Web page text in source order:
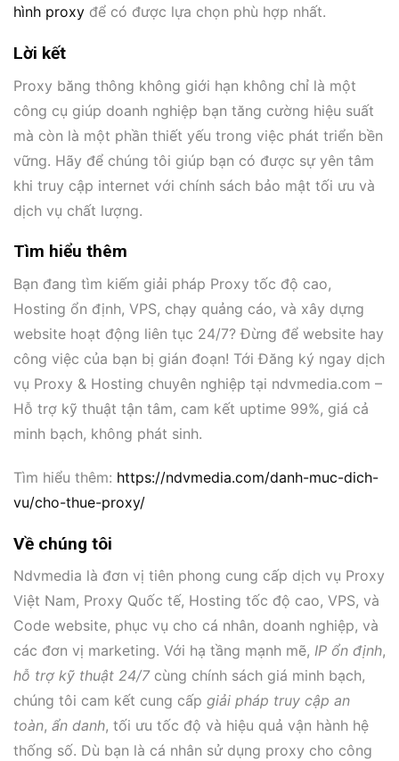
hình proxy để có được lựa chọn phù hợp nhất.
Lời kết
Proxy băng thông không giới hạn không chỉ là một
công cụ giúp doanh nghiệp bạn tăng cường hiệu suất
mà còn là một phần thiết yếu trong việc phát triển bền
vững. Hãy để chúng tôi giúp bạn có được sự yên tâm
khi truy cập internet với chính sách bảo mật tối ưu và
dịch vụ chất lượng.
Tìm hiểu thêm
Bạn đang tìm kiếm giải pháp Proxy tốc độ cao,
Hosting ổn định, VPS, chạy quảng cáo, và xây dựng
website hoạt động liên tục 24/7? Đừng để website hay
công việc của bạn bị gián đoạn! Tới Đăng ký ngay dịch
vụ Proxy & Hosting chuyên nghiệp tại ndvmedia.com –
Hỗ trợ kỹ thuật tận tâm, cam kết uptime 99%, giá cả
minh bạch, không phát sinh.
Tìm hiểu thêm: https://ndvmedia.com/danh-muc-dich-
vu/cho-thue-proxy/
Về chúng tôi
Ndvmedia là đơn vị tiên phong cung cấp dịch vụ Proxy
Việt Nam, Proxy Quốc tế, Hosting tốc độ cao, VPS, và
Code website, phục vụ cho cá nhân, doanh nghiệp, và
các đơn vị marketing. Với hạ tầng mạnh mẽ, IP ổn định,
hỗ trợ kỹ thuật 24/7cùng chính sách giá minh bạch,
chúng tôi cam kết cung cấp giải pháp truy cập an
toàn, ẩn danh, tối ưu tốc độ và hiệu quả vận hành hệ
thống số. Dù bạn là cá nhân sử dụng proxy cho công